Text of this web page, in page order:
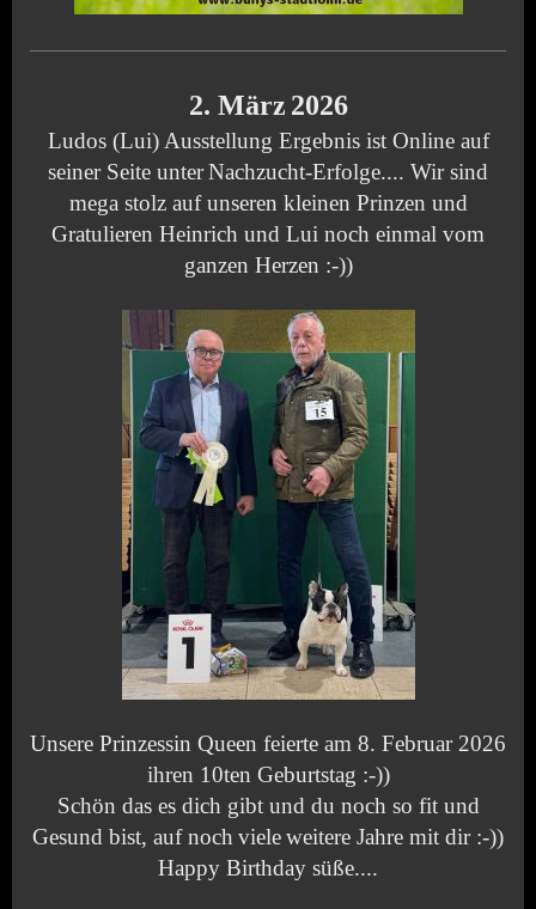
2. März 2026
Ludos (Lui) Ausstellung Ergebnis ist Online auf
seiner Seite unterNachzucht-Erfolge.... Wir sind
mega stolz auf unseren kleinen Prinzen und
Gratulieren Heinrich und Lui noch einmal vom
ganzen Herzen :-))
Unsere Prinzessin Queen feierte am 8. Februar 2026
ihren 10ten Geburtstag :-))
Schön das es dich gibt und du noch so fit und
Gesund bist, auf noch vieleweitere Jahre mit dir :-))
Happy Birthday süße....